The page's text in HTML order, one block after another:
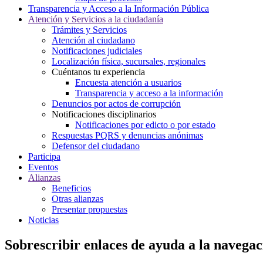
Transparencia y Acceso a la Información Pública
Atención y Servicios a la ciudadanía
Trámites y Servicios
Atención al ciudadano
Notificaciones judiciales
Localización física, sucursales, regionales
Cuéntanos tu experiencia
Encuesta atención a usuarios
Transparencia y acceso a la información
Denuncios por actos de corrupción
Notificaciones disciplinarios
Notificaciones por edicto o por estado
Respuestas PQRS y denuncias anónimas
Defensor del ciudadano
Participa
Eventos
Alianzas
Beneficios
Otras alianzas
Presentar propuestas
Noticias
Sobrescribir enlaces de ayuda a la